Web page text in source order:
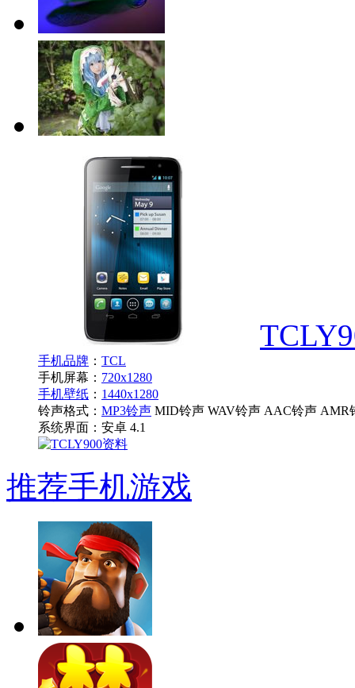
手机品牌 ： TCL
手机屏幕： 720x1280
手机壁纸 ： 1440x1280
铃声格式： MP3铃声 MID铃声 WAV铃声 AAC铃声 AMR
系统界面： 安卓 4.1
推荐手机游戏